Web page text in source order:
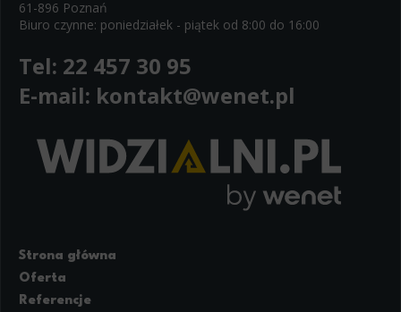
61-896 Poznań
Biuro czynne: poniedziałek - piątek od 8:00 do 16:00
Tel: 22 457 30 95
E-mail: kontakt@wenet.pl
Strona główna
Oferta
Referencje